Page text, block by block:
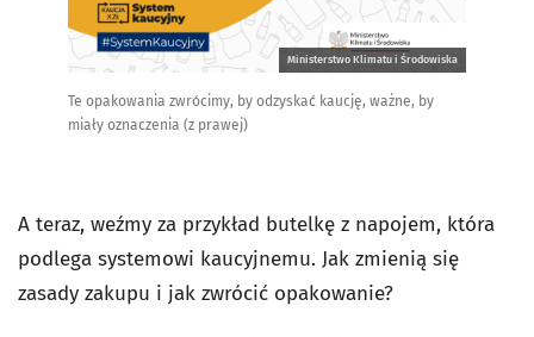
Ministerstwo Klimatu i Środowiska
Te opakowania zwrócimy, by odzyskać kaucję, ważne, by
miały oznaczenia (z prawej)
A teraz, weźmy za przykład butelkę z napojem, która
podlega systemowi kaucyjnemu. Jak zmienią się
zasady zakupu i jak zwrócić opakowanie?